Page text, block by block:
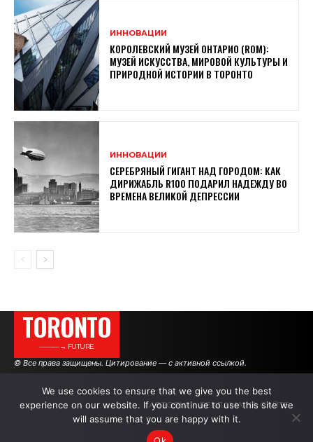
ИННОВАЦИИ
КОРОЛЕВСКИЙ МУЗЕЙ ОНТАРИО (ROM):
МУЗЕЙ ИСКУССТВА, МИРОВОЙ КУЛЬТУРЫ И
ПРИРОДНОЙ ИСТОРИИ В ТОРОНТО
ИННОВАЦИИ
СЕРЕБРЯНЫЙ ГИГАНТ НАД ГОРОДОМ: КАК
ДИРИЖАБЛЬ R100 ПОДАРИЛ НАДЕЖДУ ВО
ВРЕМЕНА ВЕЛИКОЙ ДЕПРЕССИИ
TORONTO
———→ FUTURE
© Все права защищены. Цитирование — с активной ссылкой.
АВТОРЫ РЕКЛАМА НА САЙТЕ
We use cookies to ensure that we give you the best
experience on our website. If you continue to use this site we
will assume that you are happy with it.